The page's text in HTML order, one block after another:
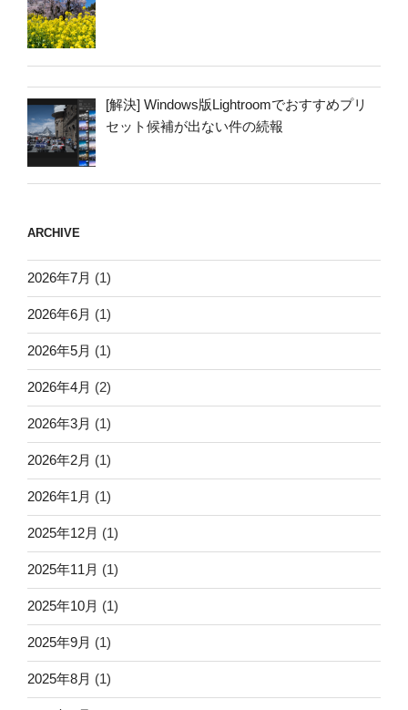
[解決] Windows版Lightroomでおすすめプリ
セット候補が出ない件の続報
ARCHIVE
2026年7月 (1)
2026年6月 (1)
2026年5月 (1)
2026年4月 (2)
2026年3月 (1)
2026年2月 (1)
2026年1月 (1)
2025年12月 (1)
2025年11月 (1)
2025年10月 (1)
2025年9月 (1)
2025年8月 (1)